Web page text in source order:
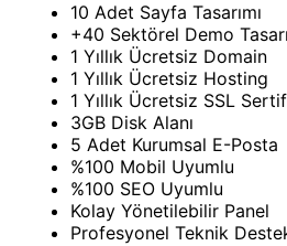
10 Adet Sayfa Tasarımı
+40 Sektörel Demo
1 Yıllık Ücretsiz Domain
1 Yıllık Ücretsiz Hosting
1 Yıllık Ücretsiz SSL
3GB Disk Alanı
5 Adet Kurumsal E-Posta
%100 Mobil Uyumlu
%100 SEO Uyumlu
Kolay Yönetilebilir Panel
Profesyonel Teknik